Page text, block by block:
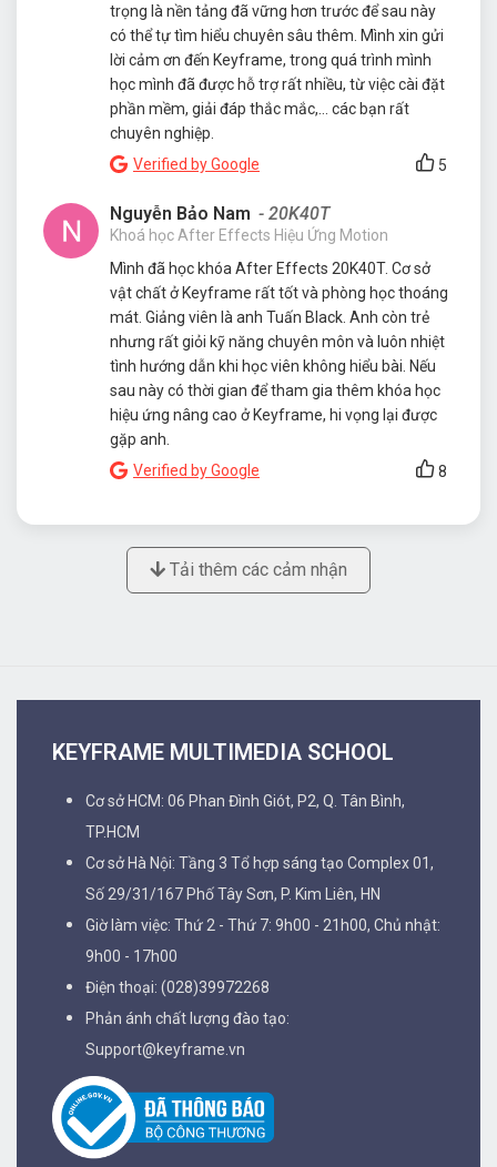
trọng là nền tảng đã vững hơn trước để sau này
có thể tự tìm hiểu chuyên sâu thêm. Mình xin gửi
lời cảm ơn đến Keyframe, trong quá trình mình
học mình đã được hỗ trợ rất nhiều, từ việc cài đặt
phần mềm, giải đáp thắc mắc,... các bạn rất
chuyên nghiệp.
Verified by Google
5
Nguyễn Bảo Nam - 20K40T
Khoá học After Effects Hiệu Ứng Motion
Mình đã học khóa After Effects 20K40T. Cơ sở
vật chất ở Keyframe rất tốt và phòng học thoáng
mát. Giảng viên là anh Tuấn Black. Anh còn trẻ
nhưng rất giỏi kỹ năng chuyên môn và luôn nhiệt
tình hướng dẫn khi học viên không hiểu bài. Nếu
sau này có thời gian để tham gia thêm khóa học
hiệu ứng nâng cao ở Keyframe, hi vọng lại được
gặp anh.
Verified by Google
8
Tải thêm các cảm nhận
KEYFRAME MULTIMEDIA SCHOOL
Cơ sở HCM: 06 Phan Đình Giót, P2, Q. Tân Bình,
TP.HCM
Cơ sở Hà Nội: Tầng 3 Tổ hợp sáng tạo Complex 01,
Số 29/31/167 Phố Tây Sơn, P. Kim Liên, HN
Giờ làm việc: Thứ 2 - Thứ 7: 9h00 - 21h00, Chủ nhật:
9h00 - 17h00
Điện thoại: (028)39972268
Phản ánh chất lượng đào tạo:
Support@keyframe.vn